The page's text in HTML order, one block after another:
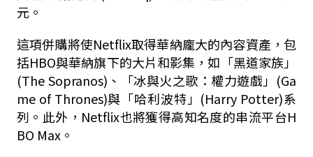
元。
這項併購將使Netflix取得華納龐大的內容資產，包
括HBO與華納旗下的大片和影集，如「黑道家族」
(The Sopranos) 、「冰與火之歌：權力遊戲」(Ga
me of Thrones)與「哈利波特」 (Harry Potter)系
列。此外， Netflix也將獲得高知名度的串流平台H
BO Max。